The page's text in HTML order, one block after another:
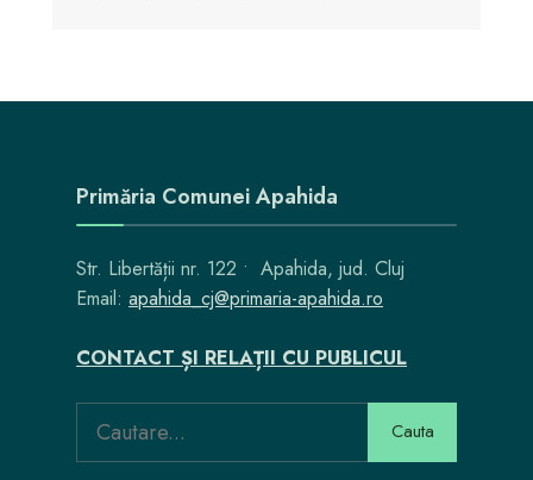
Primăria Comunei Apahida
Str. Libertății nr. 122 • Apahida, jud. Cluj
Email: apahida_cj@primaria-apahida.ro
CONTACT ȘI RELAȚII CU PUBLICUL
for:
Cauta